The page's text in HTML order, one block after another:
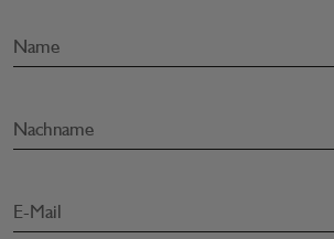
Name
Nachname
E-Mail